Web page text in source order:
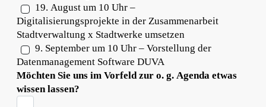
19. August um 10 Uhr –
Digitalisierungsprojekte in der Zusammenarbeit
Stadtverwaltung x Stadtwerke umsetzen
9. September um 10 Uhr – Vorstellung der
Datenmanagement Software DUVA
Möchten Sie uns im Vorfeld zur o. g. Agenda etwas
wissen lassen?